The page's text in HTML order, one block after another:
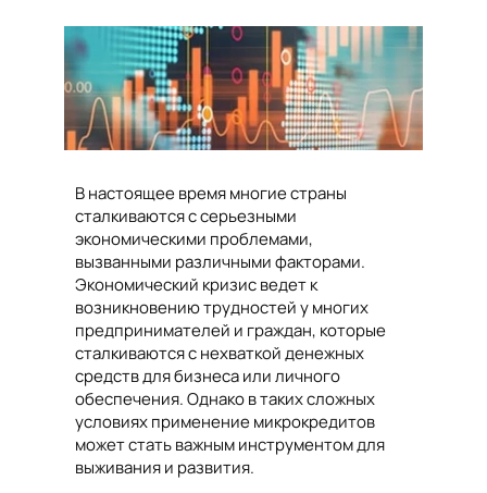
В настоящее время многие страны
сталкиваются с серьезными
экономическими проблемами,
вызванными различными факторами.
Экономический кризис ведет к
возникновению трудностей у многих
предпринимателей и граждан, которые
сталкиваются с нехваткой денежных
средств для бизнеса или личного
обеспечения. Однако в таких сложных
условиях применение микрокредитов
может стать важным инструментом для
выживания и развития.